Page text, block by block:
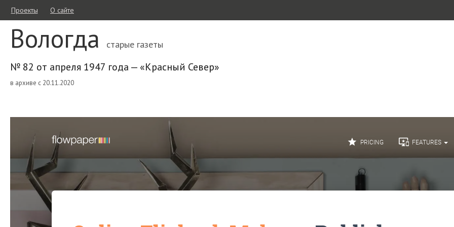
Проекты О сайте
Вологда старые газеты
№ 82 от апреля 1947 года — «Красный Север»
в архиве с 20.11.2020